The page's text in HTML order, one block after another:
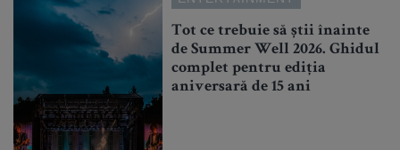
Tot ce trebuie să știi înainte
de Summer Well 2026. Ghidul
complet pentru ediția
aniversară de 15 ani